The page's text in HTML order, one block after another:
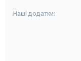
Наші додатки: